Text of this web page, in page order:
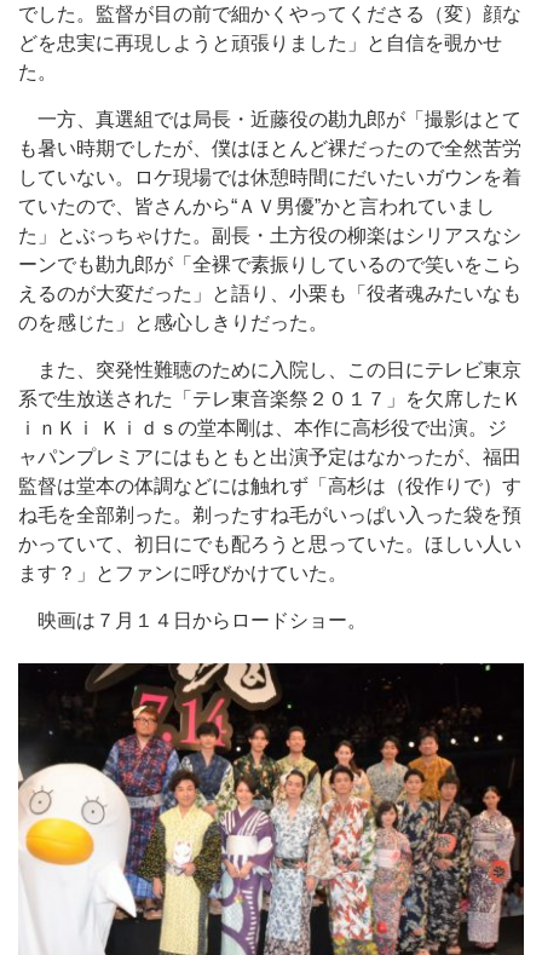
でした。監督が目の前で細かくやってくださる（変）顔な
どを忠実に再現しようと頑張りました」と自信を覗かせ
た。
一方、真選組では局長・近藤役の勘九郎が「撮影はとて
も暑い時期でしたが、僕はほとんど裸だったので全然苦労
していない。ロケ現場では休憩時間にだいたいガウンを着
ていたので、皆さんから“ＡＶ男優”かと言われていまし
た」とぶっちゃけた。副長・土方役の柳楽はシリアスなシ
ーンでも勘九郎が「全裸で素振りしているので笑いをこら
えるのが大変だった」と語り、小栗も「役者魂みたいなも
のを感じた」と感心しきりだった。
また、突発性難聴のために入院し、この日にテレビ東京
系で生放送された「テレ東音楽祭２０１７」を欠席したＫ
ｉｎＫｉ Ｋｉｄｓの堂本剛は、本作に高杉役で出演。ジ
ャパンプレミアにはもともと出演予定はなかったが、福田
監督は堂本の体調などには触れず「高杉は（役作りで）す
ね毛を全部剃った。剃ったすね毛がいっぱい入った袋を預
かっていて、初日にでも配ろうと思っていた。ほしい人い
ます？」とファンに呼びかけていた。
映画は７月１４日からロードショー。